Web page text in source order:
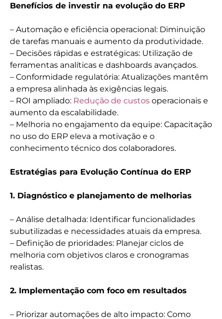
Benefícios de investir na evolução do ERP
– Automação e eficiência operacional: Diminuição
de tarefas manuais e aumento da produtividade.
– Decisões rápidas e estratégicas: Utilização de
ferramentas analíticas e dashboards avançados.
– Conformidade regulatória: Atualizações mantêm
a empresa alinhada às exigências legais.
– ROI ampliado: Redução de custos operacionais e
aumento da escalabilidade.
– Melhoria no engajamento da equipe: Capacitação
no uso do ERP eleva a motivação e o
conhecimento técnico dos colaboradores.
Estratégias para Evolução Contínua do ERP
1. Diagnóstico e planejamento de melhorias
– Análise detalhada: Identificar funcionalidades
subutilizadas e necessidades atuais da empresa.
– Definição de prioridades: Planejar ciclos de
melhoria com objetivos claros e cronogramas
realistas.
2. Implementação com foco em resultados
– Priorizar automações de alto impacto: Como